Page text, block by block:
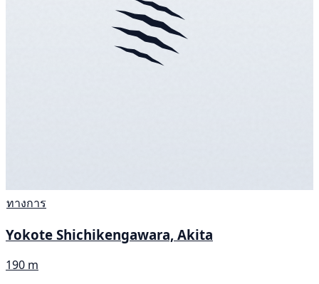
ทางการ
Yokote Shichikengawara, Akita
190 m